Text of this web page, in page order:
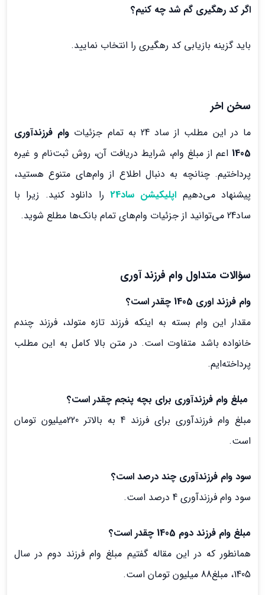
اگر کد رهگیری گم شد چه کنیم؟
باید گزینه بازیابی کد رهگیری را انتخاب نمایید.
سخن اخر
ما در این مطلب از ساد 24 به تمام جزئیات
وام فرزندآوری‌
1405 اعم از مبلغ وام، شرایط دریافت آن، روش ثبت‌نام و غیره
پرداختیم. چنانچه به دنبال اطلاع از وام‌های متنوع هستید،
پیشنهاد می‌دهیم اپلیکیشن ساد24
را دانلود کنید. زیرا با
ساد24 می‌توانید از جزئیات وام‌های تمام بانک‌ها مطلع شوید.
سؤالات متداول وام فرزند آوری
وام فرزند اوری 1405 چقدر است؟
مقدار این وام بسته به اینکه فرزند تازه متولد، فرزند چندم
خانواده باشد متفاوت است. در متن بالا کامل به این مطلب
پرداخته‌ایم.
مبلغ وام فرزندآوری برای بچه پنجم چقدر است؟
مبلغ وام فرزندآوری برای فرزند 4 به بالاتر 220میلیون تومان
است.
سود وام فرزندآوری چند درصد است؟
سود وام فرزندآوری 4 درصد است.
مبلغ وام فرزند دوم 1405 چقدر است؟
همانطور که در این مقاله گفتیم مبلغ وام فرزند دوم در سال
1405، مبلغ88 میلیون تومان است.